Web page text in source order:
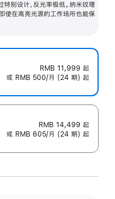
别设计，反光率极低。纳米纹理
使在高亮光源的工作场所也能保
RMB 11,999 起
或 RMB 500/月 (24 期) 起
RMB 14,499 起
或 RMB 605/月 (24 期) 起